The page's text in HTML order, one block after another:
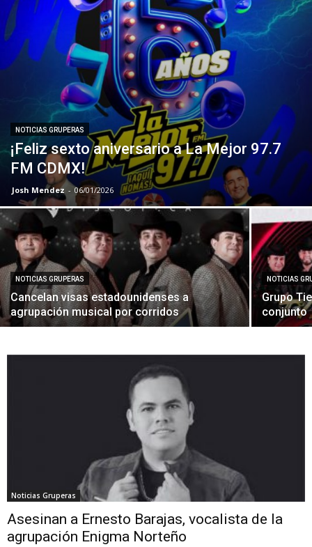
NOTICIAS GRUPERAS
¡Feliz sexto aniversario a La Mejor 97.7
FM CDMX!
Josh Mendez - 06/01/2026
NOTICIAS GRUPERAS
Cancelan visas estadounidenses a
agrupación musical por corridos
NOTICIAS
Grupo
conjunto
Noticias Gruperas
Asesinan a Ernesto Barajas, vocalista de la
agrupación Enigma Norteño